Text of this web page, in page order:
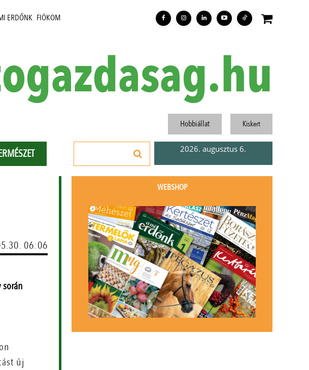
ERDŐNK FIÓKOM
Hobbiállat Kiskert
2026. augusztus 6.
06:06
során
új
WEBSHOP